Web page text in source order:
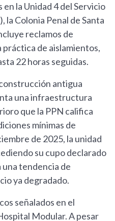
la Unidad 4 del Servicio
la Colonia Penal de Santa
reclamos de
práctica de aislamientos,
22 horas seguidas.
antigua
una infraestructura
que la PPN califica
mínimas de
de 2025, la unidad
su cupo declarado
una tendencia de
ya degradado.
señalados en el
Modular. A pesar